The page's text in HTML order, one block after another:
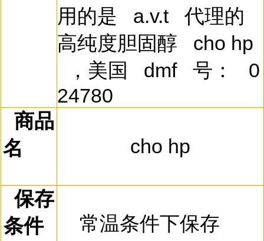
用的是 a.v.t
代理的
高纯度胆固醇
cho hp
，美国
dmf 号：
0
24780
商品
名
cho hp
保存
条件
常温条件下保存